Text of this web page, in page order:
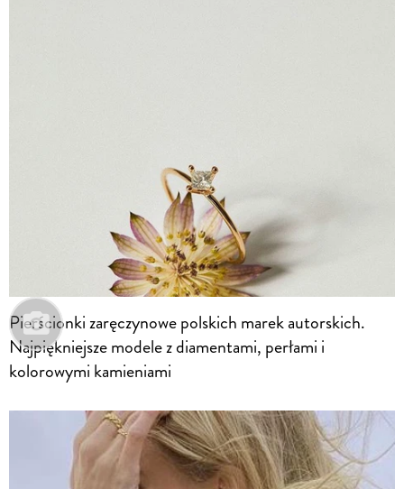
Pierścionki zaręczynowe polskich marek autorskich.
Najpiękniejsze modele z diamentami, perłami i
kolorowymi kamieniami